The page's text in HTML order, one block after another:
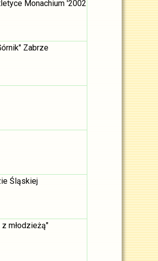
Monachium '2002
Zabrze
Śląskiej
młodzieżą"